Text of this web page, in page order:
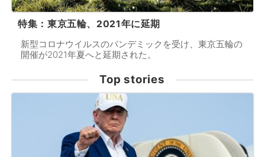
特集：東京五輪、2021年に延期
新型コロナウイルスのパンデミックを受け、東京五輪の
開催が2021年夏へと延期された。
Top stories